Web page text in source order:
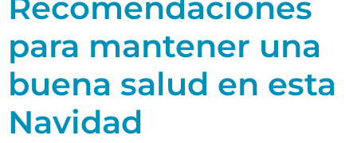
Recomendaciones
para mantener una
buena salud en esta
Navidad